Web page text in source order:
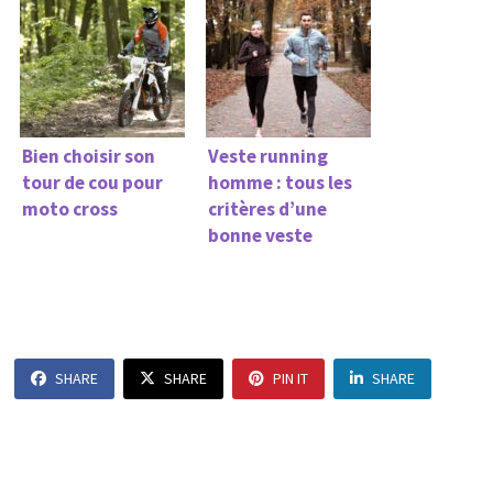
Bien choisir son
tour de cou pour
moto cross
Veste running
homme : tous les
critères d’une
bonne veste
SHARE SHARE PIN IT SHARE